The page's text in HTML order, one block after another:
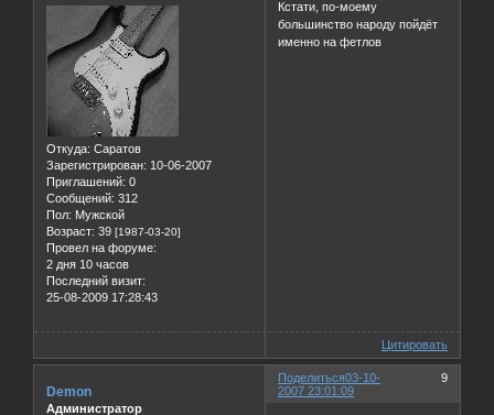
Откуда: Саратов
Зарегистрирован: 10-06-2007
Приглашений: 0
Сообщений: 312
Пол: Мужской
Возраст: 39 [1987-03-20]
Провел на форуме:
2 дня 10 часов
Последний визит:
25-08-2009 17:28:43
Кстати, по-моему
большинство народу пойдёт
именно на фетлов
Цитировать
Поделиться 9
03-10-
2007 23:01:09
Demon
Администратор